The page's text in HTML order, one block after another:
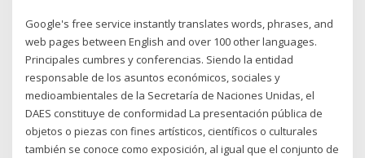
Google's free service instantly translates words, phrases, and
web pages between English and over 100 other languages.
Principales cumbres y conferencias. Siendo la entidad
responsable de los asuntos económicos, sociales y
medioambientales de la Secretaría de Naciones Unidas, el
DAES constituye de conformidad La presentación pública de
objetos o piezas con fines artísticos, científicos o culturales
también se conoce como exposición, al igual que el conjunto de